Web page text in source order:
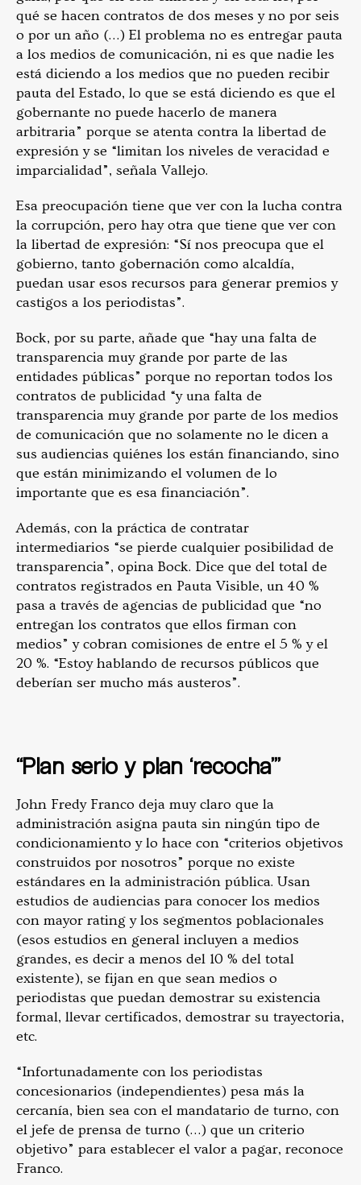
qué se hacen contratos de dos meses y no por seis
o por un año (…) El problema no es entregar pauta
a los medios de comunicación, ni es que nadie les
está diciendo a los medios que no pueden recibir
pauta del Estado, lo que se está diciendo es que el
gobernante no puede hacerlo de manera
arbitraria” porque se atenta contra la libertad de
expresión y se “limitan los niveles de veracidad e
imparcialidad”, señala Vallejo.
Esa preocupación tiene que ver con la lucha contra
la corrupción, pero hay otra que tiene que ver con
la libertad de expresión: “Sí nos preocupa que el
gobierno, tanto gobernación como alcaldía,
puedan usar esos recursos para generar premios y
castigos a los periodistas”.
Bock, por su parte, añade que “hay una falta de
transparencia muy grande por parte de las
entidades públicas” porque no reportan todos los
contratos de publicidad “y una falta de
transparencia muy grande por parte de los medios
de comunicación que no solamente no le dicen a
sus audiencias quiénes los están financiando, sino
que están minimizando el volumen de lo
importante que es esa financiación”.
Además, con la práctica de contratar
intermediarios “se pierde cualquier posibilidad de
transparencia”, opina Bock. Dice que del total de
contratos registrados en Pauta Visible, un 40 %
pasa a través de agencias de publicidad que “no
entregan los contratos que ellos firman con
medios” y cobran comisiones de entre el 5 % y el
20 %. “Estoy hablando de recursos públicos que
deberían ser mucho más austeros”.
“Plan serio y plan ‘recocha’”
John Fredy Franco deja muy claro que la
administración asigna pauta sin ningún tipo de
condicionamiento y lo hace con “criterios objetivos
construidos por nosotros” porque no existe
estándares en la administración pública. Usan
estudios de audiencias para conocer los medios
con mayor rating y los segmentos poblacionales
(esos estudios en general incluyen a medios
grandes, es decir a menos del 10 % del total
existente), se fijan en que sean medios o
periodistas que puedan demostrar su existencia
formal, llevar certificados, demostrar su trayectoria,
etc.
“Infortunadamente con los periodistas
concesionarios (independientes) pesa más la
cercanía, bien sea con el mandatario de turno, con
el jefe de prensa de turno (…) que un criterio
objetivo” para establecer el valor a pagar, reconoce
Franco.